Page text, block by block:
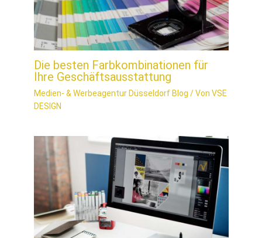
Die besten Farbkombinationen für
Ihre Geschäftsausstattung
Medien- & Werbeagentur Düsseldorf Blog / Von VSE
DESIGN